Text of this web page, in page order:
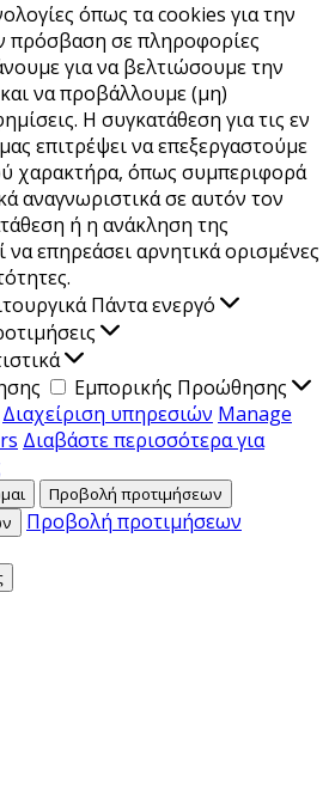
όπως τα cookies για την
πρόσβαση σε πληροφορίες
για να βελτιώσουμε την
να προβάλλουμε (μη)
Η συγκατάθεση για τις εν
επιτρέψει να επεξεργαστούμε
χαρακτήρα, όπως συμπεριφορά
αναγνωριστικά σε αυτόν τον
ή η ανάκληση της
επηρεάσει αρνητικά ορισμένες
Πάντα ενεργό
Εμπορικής Προώθησης
Διαχείριση υπηρεσιών Manage
Διαβάστε περισσότερα για
Προβολή προτιμήσεων
Προβολή προτιμήσεων